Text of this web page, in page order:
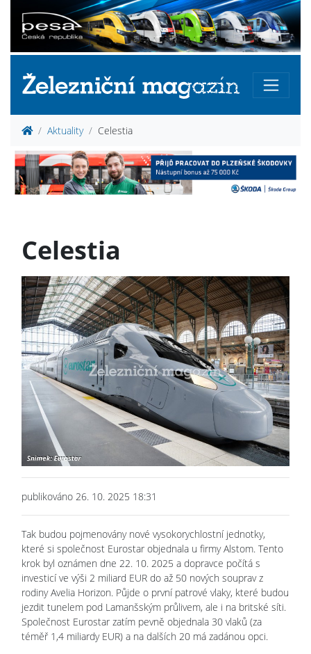
Aktuality Celestia
Celestia
publikováno 26. 10. 2025 18:31
Tak budou pojmenovány nové vysokorychlostní jednotky,
které si společnost Eurostar objednala u firmy Alstom. Tento
krok byl oznámen dne 22. 10. 2025 a dopravce počítá s
investicí ve výši 2 miliard EUR do až 50 nových souprav z
rodiny Avelia Horizon. Půjde o první patrové vlaky, které budou
jezdit tunelem pod Lamanšským průlivem, ale i na britské síti.
Společnost Eurostar zatím pevně objednala 30 vlaků (za
téměř 1,4 miliardy EUR) a na dalších 20 má zadánou opci.